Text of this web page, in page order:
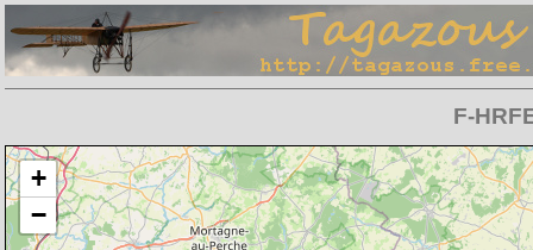
F-
Chargement de la carte en cours
+
−